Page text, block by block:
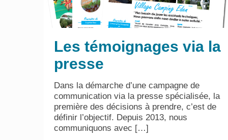
Les témoignages via la
presse
Dans la démarche d’une campagne de
communication via la presse spécialisée, la
première des décisions à prendre, c’est de
définir l’objectif. Depuis 2013, nous
communiquons avec […]